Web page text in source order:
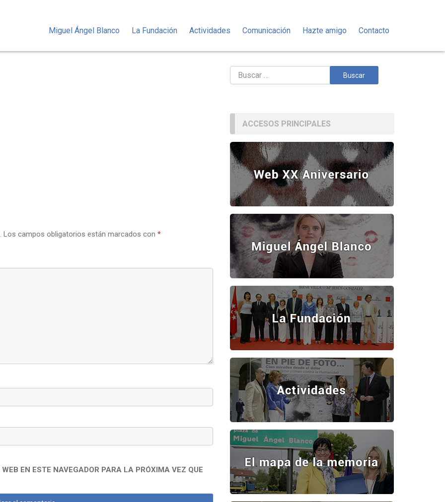
Miguel Ángel Blanco La Fundación Actividades Comunicación Hazte amigo Contacto
Los campos obligatorios están marcados con *
EN ESTE NAVEGADOR PARA LA PRÓXIMA VEZ QUE
Buscar:
ACCESOS PRINCIPALES